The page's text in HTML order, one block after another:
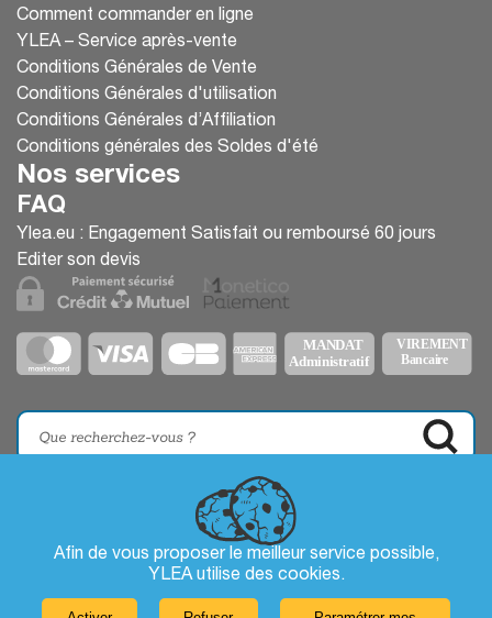
Afin de vous proposer le meilleur service possible,
YLEA utilise des cookies.
Comment commander en ligne
YLEA – Service après-vente
Conditions Générales de Vente
Conditions Générales d'utilisation
Conditions Générales d’Affiliation
Conditions générales des Soldes d'été
Nos services
FAQ
Ylea.eu : Engagement Satisfait ou remboursé 60 jours
Editer son devis